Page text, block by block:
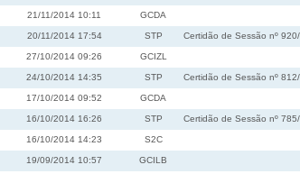
21/11/2014 10:11 GCDA
20/11/2014 17:54 STP Certidão de Sessão nº
27/10/2014 09:26 GCIZL
24/10/2014 14:35 STP Certidão de Sessão nº
17/10/2014 09:52 GCDA
16/10/2014 16:26 STP Certidão de Sessão nº
16/10/2014 14:23 S2C
19/09/2014 10:57 GCILB